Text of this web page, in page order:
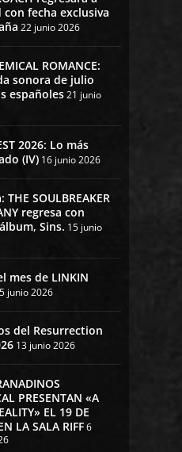
con fecha exclusiva
22 junio 2026
ROMANCE:
sonora de julio
españoles21 junio
2026: Lo más
(IV) 16 junio 2026
THE SOULBREAKER
regresa con
Sins. 15 junio
mes de LINKIN
junio 2026
del Resurrection
13 junio 2026
PRESENTAN «A
EL 19 DE
LA SALA RIFF6